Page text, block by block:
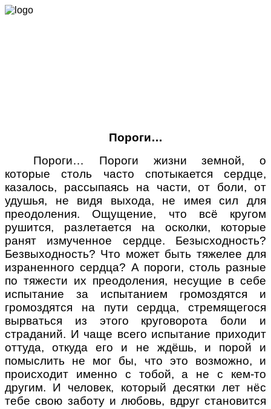
Пороги…
Пороги… Пороги жизни земной, о
которые столь часто спотыкается сердце,
казалось, рассыпаясь на части, от боли, от
удушья, не видя выхода, не имея сил для
преодоления. Ощущение, что всё кругом
рушится, разлетается на осколки, которые
ранят измученное сердце. Безысходность?
Безвыходность? Что может быть тяжелее для
израненного сердца? А пороги, столь разные
по тяжести их преодоления, несущие в себе
испытание за испытанием громоздятся и
громоздятся на пути сердца, стремящегося
вырваться из этого круговорота боли и
страданий. И чаще всего испытание приходит
оттуда, откуда его и не ждёшь, и порой и
помыслить не мог бы, что это возможно, и
происходит именно с тобой, а не с кем-то
другим. И человек, который десятки лет нёс
тебе свою заботу и любовь, вдруг становится